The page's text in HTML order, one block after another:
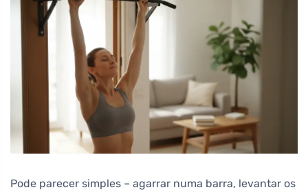
Pode parecer simples – agarrar numa barra, levantar os